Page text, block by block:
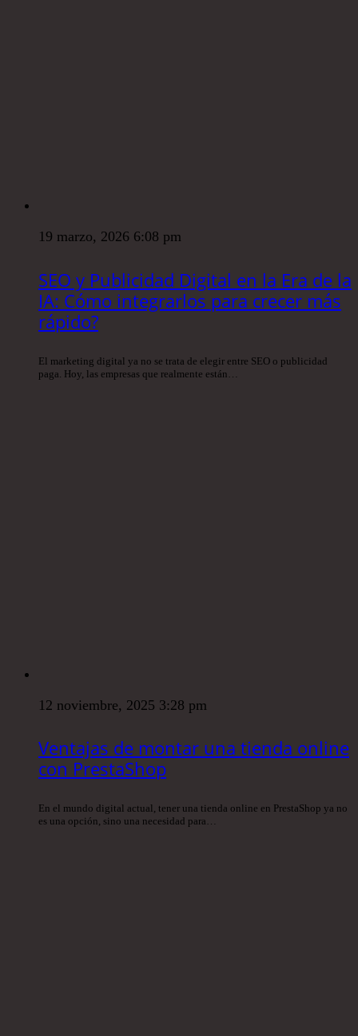
19 marzo, 2026 6:08 pm
SEO y Publicidad Digital en la Era de la
IA: Cómo integrarlos para crecer más
rápido?
El marketing digital ya no se trata de elegir entre SEO o publicidad
paga. Hoy, las empresas que realmente están…
12 noviembre, 2025 3:28 pm
Ventajas de montar una tienda online
con PrestaShop
En el mundo digital actual, tener una tienda online en PrestaShop ya no
es una opción, sino una necesidad para…